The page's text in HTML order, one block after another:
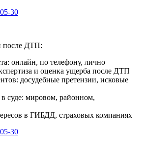
30
после ДТП:
онлайн, по телефону, лично
и оценка ущерба после ДТП
досудебные претензии, исковые
в суде: мировом, районном,
в ГИБДД, страховых компаниях
30